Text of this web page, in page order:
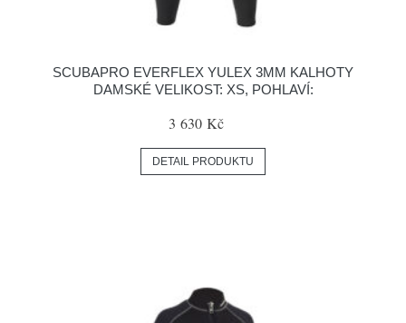
SCUBAPRO EVERFLEX YULEX 3MM KALHOTY
DAMSKÉ VELIKOST: XS, POHLAVÍ:
3 630 Kč
DETAIL PRODUKTU